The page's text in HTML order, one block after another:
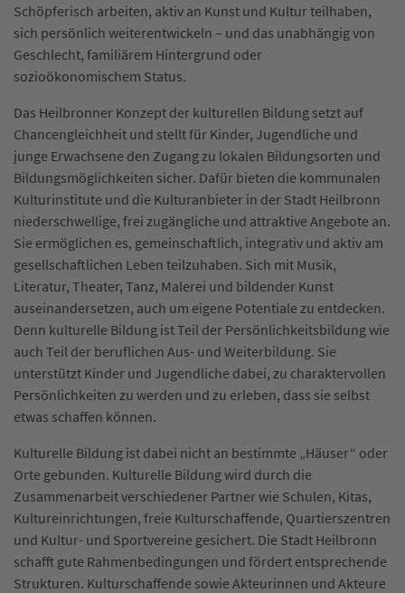
Schöpferisch arbeiten, aktiv an Kunst und Kultur teilhaben,
sich persönlich weiterentwickeln – und das unabhängig von
Geschlecht, familiärem Hintergrund oder
sozioökonomischem Status.
Das Heilbronner Konzept der kulturellen Bildung setzt auf
Chancengleichheit und stellt für Kinder, Jugendliche und
junge Erwachsene den Zugang zu lokalen Bildungsorten und
Bildungsmöglichkeiten sicher. Dafür bieten die kommunalen
Kulturinstitute und die Kulturanbieter in der Stadt Heilbronn
niederschwellige, frei zugängliche und attraktive Angebote an.
Sie ermöglichen es, gemeinschaftlich, integrativ und aktiv am
gesellschaftlichen Leben teilzuhaben. Sich mit Musik,
Literatur, Theater, Tanz, Malerei und bildender Kunst
auseinandersetzen, auch um eigene Potentiale zu entdecken.
Denn kulturelle Bildung ist Teil der Persönlichkeitsbildung wie
auch Teil der beruflichen Aus- und Weiterbildung. Sie
unterstützt Kinder und Jugendliche dabei, zu charaktervollen
Persönlichkeiten zu werden und zu erleben, dass sie selbst
etwas schaffen können.
Kulturelle Bildung ist dabei nicht an bestimmte „Häuser“ oder
Orte gebunden. Kulturelle Bildung wird durch die
Zusammenarbeit verschiedener Partner wie Schulen, Kitas,
Kultureinrichtungen, freie Kulturschaffende, Quartierszentren
und Kultur- und Sportvereine gesichert. Die Stadt Heilbronn
schafft gute Rahmenbedingungen und fördert entsprechende
Strukturen. Kulturschaffende sowie Akteurinnen und Akteure